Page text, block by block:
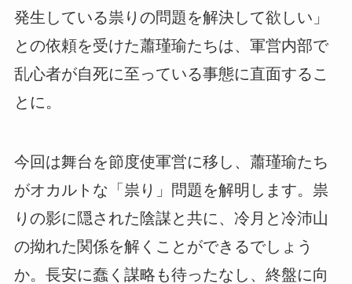
発生している祟りの問題を解決して欲しい」
との依頼を受けた蕭瑾瑜たちは、軍営内部で
乱心者が自死に至っている事態に直面するこ
とに。
今回は舞台を節度使軍営に移し、蕭瑾瑜たち
がオカルトな「祟り」問題を解明します。祟
りの影に隠された陰謀と共に、冷月と冷沛山
の拗れた関係を解くことができるでしょう
か。長安に蠢く謀略も待ったなし、終盤に向